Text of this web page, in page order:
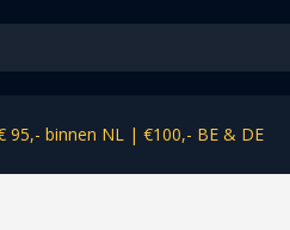
95,- binnen NL | €100,- BE & DE